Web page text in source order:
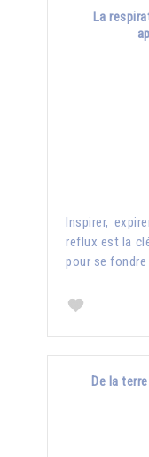
La
Inspirer,
reflux est la
pour se
De la